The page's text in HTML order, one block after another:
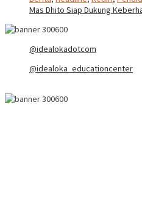
Mas Dhito Siap Dukung
@idealokadotcom
@idealoka_educationcenter